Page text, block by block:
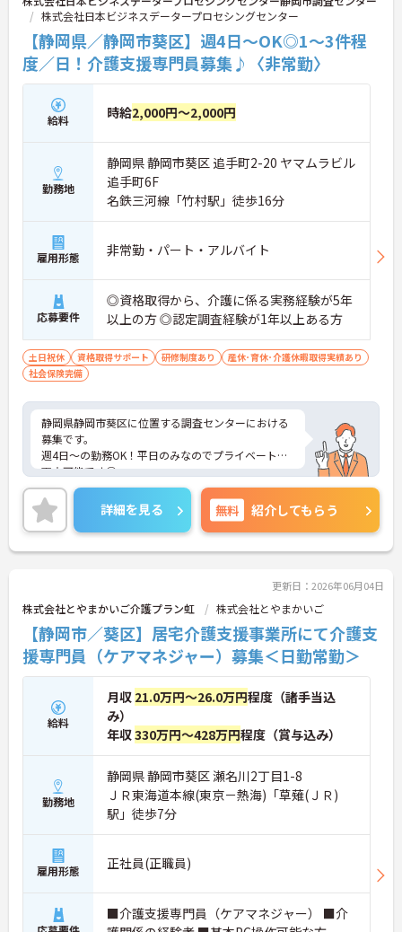
株式会社日本ビジネスデータープロセシングセンター
【静岡県／静岡市葵区】週4日～OK◎1～3件程
度／日！介護支援専門員募集♪〈非常勤〉
給料 時給2,000円～2,000円
勤務地
静岡県 静岡市葵区 追手町2-20 ヤマムラビル
追手町6F
名鉄三河線「竹村駅」徒歩16分
雇用形態 非常勤・パート・アルバイト
応募要件
◎資格取得から、介護に係る実務経験が5年
以上の方 ◎認定調査経験が1年以上ある方
土日祝休 資格取得サポート 研修制度あり
産休･育休･介護休暇取得実績あり
社会保険完備
静岡県静岡市葵区に位置する調査センターにおける
募集です。
週4日～の勤務OK！平日のみなのでプライベートと
両立可能です◎
ご興味のある方には、面接対策ポイントなど、さら
に詳細をご案内しますのでお気軽にご相談くださ
い！
＜おすすめポイント＞
・週4日～5日で無理なく勤務♪日数はお気軽にご相
談ください！
・事前研修やOJTがあるので、初めての方も安心で
す！
・ブランクがある方も歓迎です！ゆっくり感覚を取
り戻せます◎
・直行直帰OKで通勤もラクラクです！
詳細を見る 無料 紹介してもらう
更新日：2026年06月04日
株式会社とやまかいご介護プラン虹 株式会社とやまかいご
【静岡市／葵区】居宅介護支援事業所にて介護支
援専門員（ケアマネジャー）募集＜日勤常勤＞
給料
月収 21.0万円～26.0万円程度（諸手当込
み）
年収330万円～428万円程度（賞与込み）
勤務地
静岡県 静岡市葵区 瀬名川2丁目1-8
ＪＲ東海道本線(東京－熱海)「草薙(ＪＲ)
駅」徒歩7分
雇用形態 正社員(正職員)
■介護支援専門員（ケアマネジャー） ■介